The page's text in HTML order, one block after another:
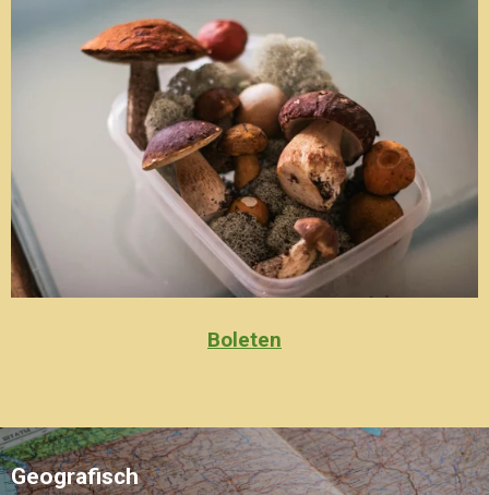
Boleten
Geografisch